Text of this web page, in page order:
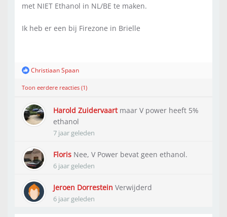
met NIET Ethanol in NL/BE te maken.
Ik heb er een bij Firezone in Brielle
Christiaan Spaan
Toon eerdere reacties (1)
Harold Zuidervaart maar V power heeft 5%
ethanol
7 jaar geleden
Floris Nee, V Power bevat geen ethanol.
6 jaar geleden
Jeroen Dorrestein Verwijderd
6 jaar geleden